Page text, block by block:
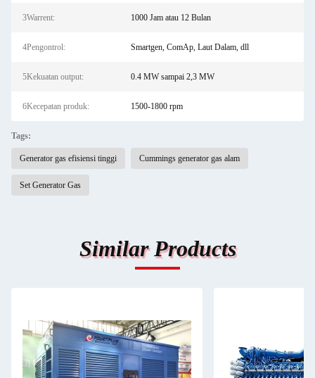
3Warrent: 1000 Jam atau 12 Bulan
4Pengontrol: Smartgen, ComAp, Laut Dalam, dll
5Kekuatan output: 0.4 MW sampai 2,3 MW
6Kecepatan produk: 1500-1800 rpm
Tags:
Generator gas efisiensi tinggi Cummings generator gas alam
Set Generator Gas
Similar Products